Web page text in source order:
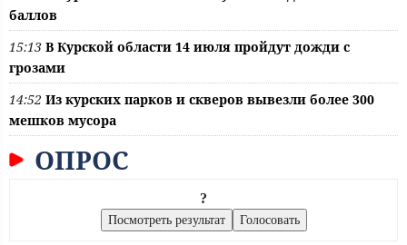
баллов
15:13 В Курской области 14 июля пройдут дожди с
грозами
14:52 Из курских парков и скверов вывезли более 300
мешков мусора
ОПРОС
?